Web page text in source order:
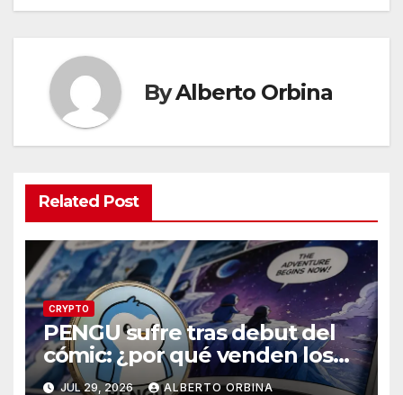
ByAlberto Orbina
Related Post
CRYPTO
PENGU sufre tras debut del
cómic: ¿por qué venden los
traders?
JUL 29, 2026 ALBERTO ORBINA